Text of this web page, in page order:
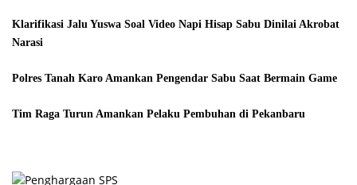
Klarifikasi Jalu Yuswa Soal Video Napi Hisap Sabu Dinilai Akrobat
Narasi
Polres Tanah Karo Amankan Pengendar Sabu Saat Bermain Game
Tim Raga Turun Amankan Pelaku Pembuhan di Pekanbaru